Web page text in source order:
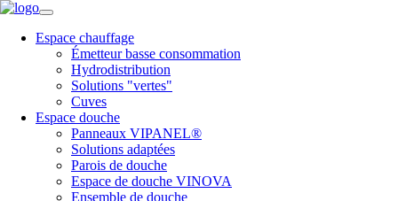
Espace chauffage
Émetteur basse consommation
Hydrodistribution
Solutions "vertes"
Cuves
Espace douche
Panneaux VIPANEL®
Solutions adaptées
Parois de douche
Espace de douche VINOVA
Ensemble de douche